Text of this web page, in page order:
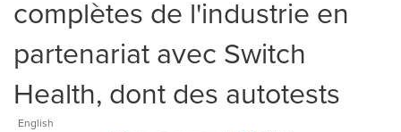
complètes de l'industrie en
partenariat avec Switch
Health, dont des autotests
English